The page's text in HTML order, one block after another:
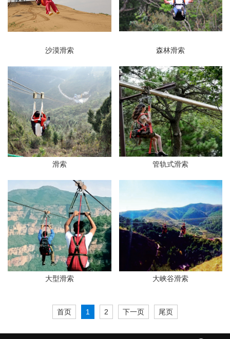
沙漠滑索 森林滑索
滑索 管轨式滑索
大型滑索 大峡谷滑索
首页 1 2 下一页 尾页